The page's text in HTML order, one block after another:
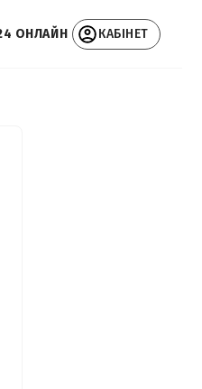
ОНЛАЙН КАБІНЕТ